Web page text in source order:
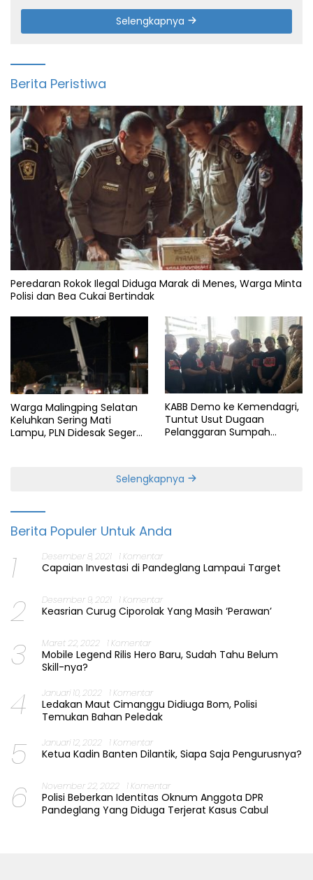
Selengkapnya
Berita Peristiwa
Peredaran Rokok Ilegal Diduga Marak di Menes, Warga Minta
Polisi dan Bea Cukai Bertindak
Warga Malingping Selatan
Keluhkan Sering Mati
Lampu, PLN Didesak Segera
KABB Demo ke Kemendagri,
Tuntut Usut Dugaan
Pelanggaran Sumpah
Selengkapnya
Berita Populer Untuk Anda
1 Desember 8, 2021 1 Komentar
Capaian Investasi di Pandeglang Lampaui Target
2 Desember 9, 2021 1 Komentar
Keasrian Curug Ciporolak Yang Masih ‘Perawan’
3 Maret 22, 2022 1 Komentar
Mobile Legend Rilis Hero Baru, Sudah Tahu Belum
Skill-nya?
4 Januari 10, 2022 1 Komentar
Ledakan Maut Cimanggu Didiuga Bom, Polisi
Temukan Bahan Peledak
5 Januari 12, 2022 1 Komentar
Ketua Kadin Banten Dilantik, Siapa Saja Pengurusnya?
6 November 22, 2022 1 Komentar
Polisi Beberkan Identitas Oknum Anggota DPR
Pandeglang Yang Diduga Terjerat Kasus Cabul